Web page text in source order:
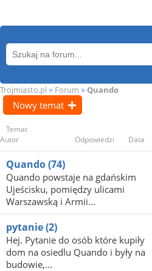
Trojmiasto.pl » Forum » Quando
Nowy temat
Temat
Autor
Odpowiedzi Data
Quando(74)
Quando powstaje na gdańskim
Ujeścisku, pomiędzy ulicami
Warszawską i Armii...
pytanie(2)
Hej. Pytanie do osób które kupiły
dom na osiedlu Quando i były na
budowie,...